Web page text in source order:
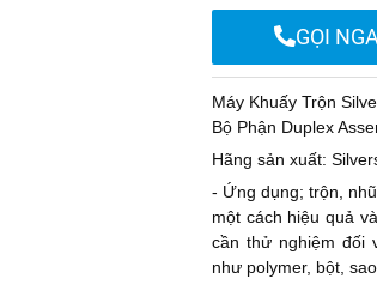
GỌI
Máy Khuấy Trộn
Bộ Phận Duplex
Hãng sản xuất:
- Ứng dụng; trộn,
một cách hiệu quả
cần thử nghiệm đối
như polymer, bột,